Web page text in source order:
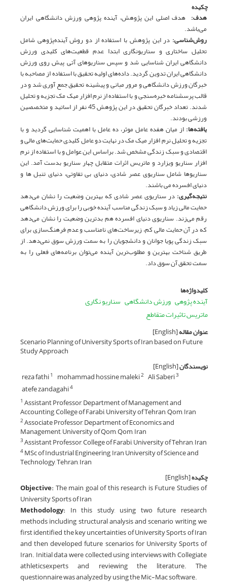
چکیده
هدف: هدف اصلی این پژوهش، آینده پژوهی ورزش دانشگاهی ایران
می‌باشد.
روش‌شناسی: در این پژوهش با استفاده از دو روش آینده‌پژوهی شامل
تحلیل ساختاری و سناریونگاری ابتدا عدم قطعیت‌های کلیدی ورزش
دانشگاهی ایران شناسایی شد و سپس سناریوهای آتی پیش روی ورزش
دانشگاهی ایران تدوین گردید. داده‌های اولیه تحقیق با استفاده از مصاحبه با
خبرگان ورزش دانشگاهی و مرور مبانی و پیشینه تحقیق جمع آوری شد و در
قالب پرسشنامه خبره‌سنجی و با استفاده از نرم افزار میک مک تجزیه و تحلیل
شدند. تعداد خبرگان تحقیق در این پژوهش 45 نفر از اساتید و متخصصین
ورزشی بودند.
یافته‌ها: از میان هفده عامل موثر، ده عامل با اهمیت شناسایی گردید و با
تجزیه و تحلیل نرم افزار میک مک در نهایت دو عامل کلیدی حمایت‌های مالی و
اقتصادی و سبک زندگی مشخص شد. براساس این عوامل و با استفاده از نرم
افزار سناریو ویزارد و ماتریس اثرات متقابل چهار سناریو بدست آمد. این
سناریوها شامل سناریوی عصر شادی، دنیای بی تفاوتی، دنیای تنبل ها و
دنیای افسرده می باشند.
نتیجه‌گیری: در سناریوی عصر شادی که بهترین وضعیت را نشان می‌دهد
حمایت مالی زیاد و سبک زندگی مناسب آینده خوبی را برای ورزش دانشگاهی
رقم می‌زند. سناریوی دنیای افسرده هم بدترین وضعیت را نشان می‌دهد
که در آن حمایت مالی کم، زیرساخت‌های نامناسب و عدم فرهنگ‌سازی برای
سبک زندگی پویا جوانان و دانشجویان را به سمت ورزش سوق نمی‌دهد. از
طریق شناخت بهترین و مطلوب‌ترین آینده می‌توان برنامه‌های فعلی را به
سمت تحقق آن سوق داد.
کلیدواژه‌ها
آینده پژوهی ورزش دانشگاهی سناریو نگاری
ماتریس تاثیرات متقاطع
عنوان مقاله[English]
Scenario Planning of University Sports of Iran based on Future
Study Approach
نویسندگان[English]
reza fathi1 mohammad hossine maleki2 Ali Saberi3
atefe zandagahi4
1 Assistant Professor, Department of Management and
Accounting, College of Farabi, University of Tehran, Qom, Iran
2Associate Professor, Department of Economics and
Management, University of Qom, Qom, Iran
3Assistant Professor, College of Farabi, University of Tehran, Iran
4MSc of Industrial Engineering, Iran University of Science and
Technology, Tehran, Iran
چکیده[English]
Objective: The main goal of this research is Future Studies of
University Sports of Iran
Methodology: In this study, using two future research
methods including structural analysis and scenario writing, we
first identified the key uncertainties of University Sports of Iran
and then developed future scenarios for University Sports of
Iran. Initial data were collected using interviews with Collegiate
athleticsexperts and reviewing the literature. The
questionnaire was analyzed by using the Mic-Mac software.